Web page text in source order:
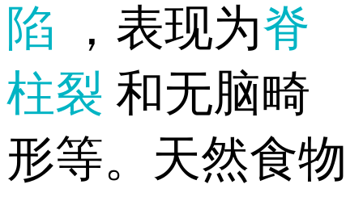
陷
，表现为脊
柱裂 和无脑畸
形等。天然食物